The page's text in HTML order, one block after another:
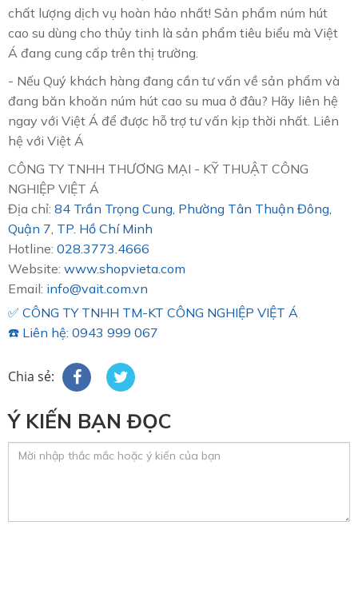
chất lượng dịch vụ hoàn hảo nhất! Sản phẩm núm hút
cao su dùng cho thủy tinh là sản phẩm tiêu biểu mà Việt
Á đang cung cấp trên thị trường.
- Nếu Quý khách hàng đang cần tư vấn về sản phẩm và
đang băn khoăn núm hút cao su mua ở đâu? Hãy liên hệ
ngay với Việt Á để được hỗ trợ tư vấn kịp thời nhất. Liên
hệ với Việt Á
CÔNG TY TNHH THƯƠNG MẠI - KỸ THUẬT CÔNG
NGHIỆP VIỆT Á
Địa chỉ: 84 Trần Trọng Cung, Phường Tân Thuận Đông,
Quận 7, TP. Hồ Chí Minh
Hotline: 028.3773.4666
Website: www.shopvieta.com
Email: info@vait.com.vn
✅ CÔNG TY TNHH TM-KT CÔNG NGHIỆP VIỆT Á
☎️ Liên hệ: 0943 999 067
Chia sẻ:
Ý KIẾN BẠN ĐỌC